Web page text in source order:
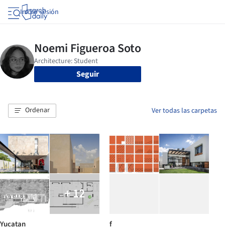
Iniciar sesión
Seguir
Ordenar Ver todas las carpetas
+ 12
Yucatan f